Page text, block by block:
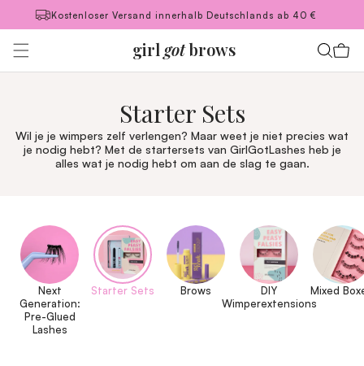
naar de
content
Kostenloser Versand innerhalb Deutschlands ab 40 €
girl gotbrows
C
o
l
e
c
t
Starter Sets
Wil je je wimpers zelf verlengen? Maar weet je niet precies wat
je nodig hebt? Met de startersets van GirlGotLashes heb je
alles wat je nodig hebt om aan de slag te gaan.
Next
Generation:
Pre-Glued
Lashes
Starter Sets Brows
DIY
Wimperextensions
Mixed